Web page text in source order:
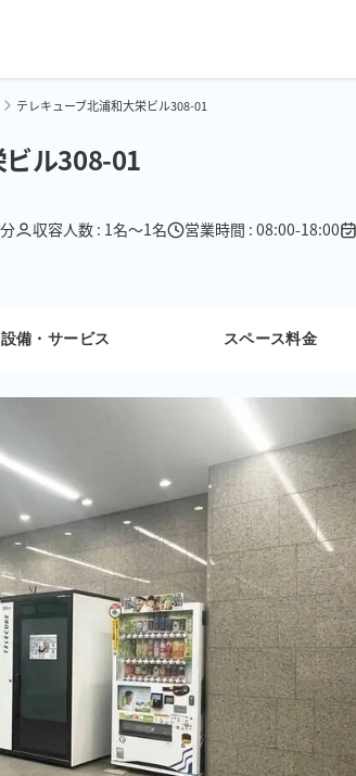
テレキューブ北浦和大栄ビル308-01
ル308-01
収容人数 : 1名〜1名 営業時間 : 08:00-18:00
設備・サービス スペース料金